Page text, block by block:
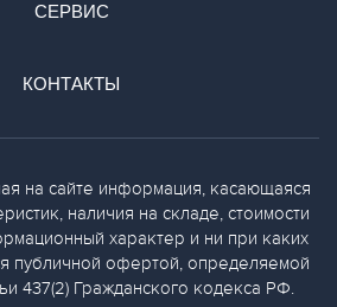
СЕРВИС
КОНТАКТЫ
на сайте информация, касающаяся
наличия на складе, стоимости
характер и ни при каких
публичной офертой, определяемой
437(2) Гражданского кодекса РФ.